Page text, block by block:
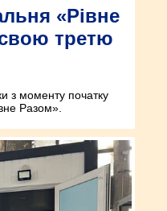
«Рівне
третю
з моменту початку
Разом».